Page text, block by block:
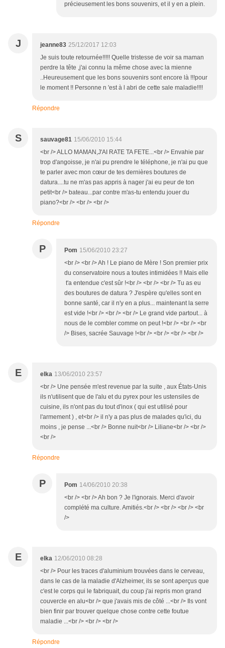
précieusement les bons souvenirs, et il y en a plein.
J jeanne83 25/12/2017 12:03
Je suis toute retournée!!!!! Quelle tristesse de voir sa maman
perdre la tête ,j'ai connu la même chose avec la mienne
..Heureusement que les bons souvenirs sont encore là !!!pour
le moment !! Personne n 'est à l abri de cette sale maladie!!!!
Répondre
S sauvage81 15/06/2010 15:44
<br /> ALLO MAMAN,J'AI RATE TA FETE...<br /> Envahie par
trop d'angoisse, je n'ai pu prendre le téléphone, je n'ai pu que
te parler avec mon cœur de tes dernières boutures de
datura....tu ne m'as pas appris à nager j'ai eu peur de ton
petit<br /> bateau...par contre m'as-tu entendu jouer du
piano?<br /> <br /> <br />
Répondre
P Pom 15/06/2010 23:27
<br /> <br /> Ah ! Le piano de Mère ! Son premier prix
du conservatoire nous a toutes intimidées !! Mais elle
t'a entendue c'est sûr !<br /> <br /> <br /> Tu as eu
des boutures de datura ? J'espère qu'elles sont en
bonne santé, car il n'y en a plus... maintenant la serre
est vide !<br /> <br /> <br /> Le grand vide partout... à
nous de le combler comme on peut !<br /> <br /> <br
/> Bises, sacrée Sauvage !<br /> <br /> <br /> <br />
E elka 13/06/2010 23:57
<br /> Une pensée m'est revenue par la suite , aux États-Unis
ils n'utilisent que de l'alu et du pyrex pour les ustensiles de
cuisine, ils n'ont pas du tout d'inox ( qui est utilisé pour
l'armement ) , et<br /> il n'y a pas plus de malades qu'ici, du
moins , je pense ...<br /> Bonne nuit<br /> Liliane<br /> <br />
<br />
Répondre
P Pom 14/06/2010 20:38
<br /> <br /> Ah bon ? Je l'ignorais. Merci d'avoir
complété ma culture. Amitiés.<br /> <br /> <br /> <br
/>
E elka 12/06/2010 08:28
<br /> Pour les traces d'aluminium trouvées dans le cerveau,
dans le cas de la maladie d'Alzheimer, ils se sont aperçus que
c'est le corps qui le fabriquait, du coup j'ai repris mon grand
couvercle en alu<br /> que j'avais mis de côté ...<br /> Ils vont
bien finir par trouver quelque chose contre cette foutue
maladie ...<br /> <br /> <br />
Répondre